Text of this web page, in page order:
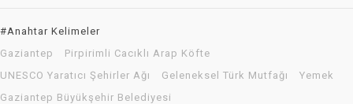
#Anahtar Kelimeler
Gaziantep
Pirpirimli Cacıklı Arap Köfte
UNESCO Yaratıcı Şehirler Ağı
Geleneksel Türk Mutfağı
Yemek
Gaziantep Büyükşehir Belediyesi